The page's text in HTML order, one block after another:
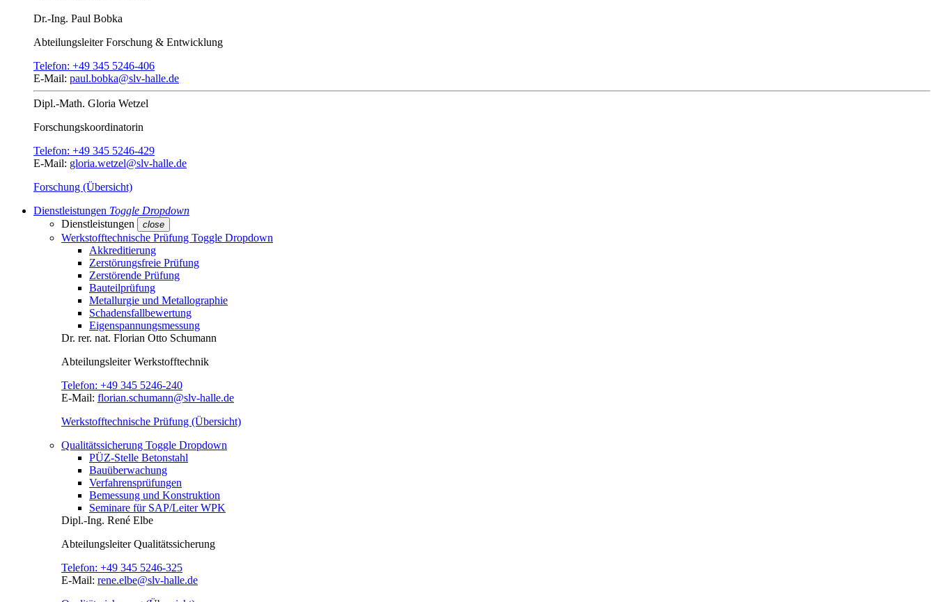
Dr.-Ing. Paul Bobka
AbteilungsleiterForschung & Entwicklung
Telefon: +49 345 5246-406
E-Mail: paul.bobka@slv-halle.de
Dipl.-Math. Gloria Wetzel
Forschungs­koordinatorin
Telefon: +49 345 5246-429
E-Mail: gloria.wetzel@slv-halle.de
Forschung (Übersicht)
Dienstleistungen Toggle Dropdown
Dienstleistungen
close
Werkstofftechnische Prüfung Toggle Dropdown
Akkreditierung
Zerstörungsfreie Prüfung
Zerstörende Prüfung
Bauteilprüfung
Metallurgie und Metallographie
Schadensfallbewertung
Eigenspannungsmessung
Dr. rer. nat. Florian Otto Schumann
AbteilungsleiterWerkstofftechnik
Telefon: +49 345 5246-240
E-Mail: florian.schumann@slv-halle.de
Werkstofftechnische Prüfung (Übersicht)
Qualitätssicherung Toggle Dropdown
PÜZ-Stelle Betonstahl
Bauüberwachung
Verfahrensprüfungen
Bemessung und Konstruktion
Seminare für SAP/Leiter WPK
Dipl.-Ing. René Elbe
AbteilungsleiterQualitätssicherung
Telefon: +49 345 5246-325
E-Mail: rene.elbe@slv-halle.de